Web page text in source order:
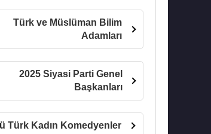
Türk ve Müslüman Bilim
Adamları
2025 Siyasi Parti Genel
Başkanları
Türk Kadın Komedyenler